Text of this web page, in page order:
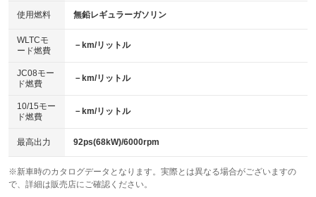
100V電源
：装備なし
センターデフロック
：装備なし
電動格納ミラー
：装備あり
バックカメラ
：装備なし
エアロ
：装備なし
：装備なし
パワーシート
ベンチシート
：装備なし
チップアップシート
：装備なし
：装備なし ：装備なし
ウォークスルー
：装備なし
使用燃料 無鉛レギュラーガソリン
WLTCモ
ード燃費
－km/リットル
JC08モー
ド燃費
－km/リットル
10/15モー
ド燃費
－km/リットル
最高出力 92ps(68kW)/6000rpm
※新車時のカタログデータとなります。実際とは異なる場合がございますの
で、詳細は販売店にご確認ください。